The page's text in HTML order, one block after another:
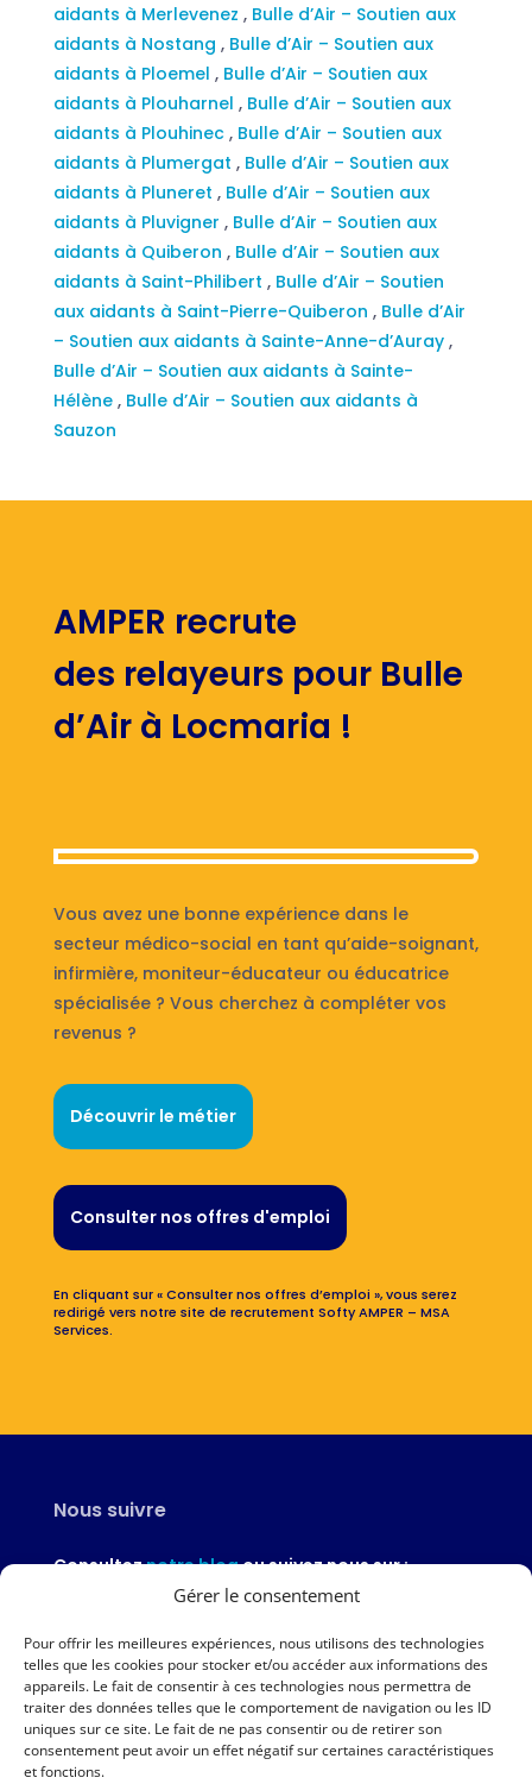
Gérer le consentement
Pour offrir les meilleures expériences, nous utilisons des technologies
telles que les cookies pour stocker et/ou accéder aux informations des
appareils. Le fait de consentir à ces technologies nous permettra de
traiter des données telles que le comportement de navigation ou les ID
uniques sur ce site. Le fait de ne pas consentir ou de retirer son
consentement peut avoir un effet négatif sur certaines caractéristiques
et fonctions.
aidants à Merlevenez , Bulle d’Air – Soutien aux
aidants à Nostang , Bulle d’Air – Soutien aux
aidants à Ploemel , Bulle d’Air – Soutien aux
aidants à Plouharnel , Bulle d’Air – Soutien aux
aidants à Plouhinec , Bulle d’Air – Soutien aux
aidants à Plumergat , Bulle d’Air – Soutien aux
aidants à Pluneret , Bulle d’Air – Soutien aux
aidants à Pluvigner , Bulle d’Air – Soutien aux
aidants à Quiberon , Bulle d’Air – Soutien aux
aidants à Saint-Philibert , Bulle d’Air – Soutien
aux aidants à Saint-Pierre-Quiberon , Bulle d’Air
– Soutien aux aidants à Sainte-Anne-d’Auray ,
Bulle d’Air – Soutien aux aidants à Sainte-
Hélène , Bulle d’Air – Soutien aux aidants à
Sauzon
AMPER recrute
des relayeurs pour Bulle
d’Air à Locmaria !
Vous avez une bonne expérience dans le
secteur médico-social en tant qu’aide-soignant,
infirmière, moniteur-éducateur ou éducatrice
spécialisée ? Vous cherchez à compléter vos
revenus ?
Découvrir le métier
Consulter nos offres d'emploi
En cliquant sur « Consulter nos offres d’emploi », vous serez
redirigé vers notre site de recrutement Softy AMPER – MSA
Services.
Nous suivre
Consulteznotre blogou suivez nous sur :
Nous contacter
02 97 46 51 97